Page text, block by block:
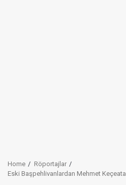
Home
Röportajlar
Eski Başpehlivanlardan Mehmet